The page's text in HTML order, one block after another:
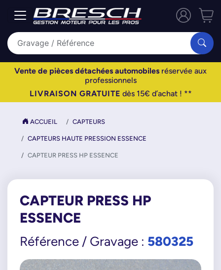
Vente de pièces détachées automobiles réservée aux
professionnels
LIVRAISON GRATUITE dès 15€ d’achat ! **
ACCUEIL CAPTEURS
CAPTEURS HAUTE PRESSION ESSENCE
CAPTEUR PRESS HP ESSENCE
CAPTEUR PRESS HP
ESSENCE
Référence / Gravage : 580325